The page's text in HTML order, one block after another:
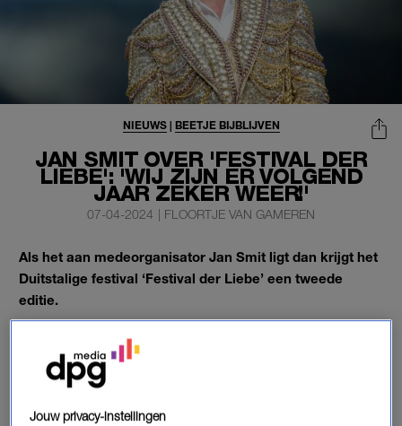
JAN SMIT OVER 'FESTIVAL DER
LIEBE': 'WIJ ZIJN ER VOLGEND
JAAR ZEKER WEER!'
NIEUWS| BEETJE BIJBLIJVEN
07-04-2024 | FLOORTJE VAN GAMEREN
Als het aan medeorganisator Jan Smit ligt dan krijgt het
Duitstalige festival ‘Festival der Liebe’ een tweede
editie.
“Wij komen volgend jaar zeker terug”, belooft de zanger op
Instagram. Het evenement was vrijdag en zaterdag in
Rotterdam Ahoy.
Jouw privacy-instellingen